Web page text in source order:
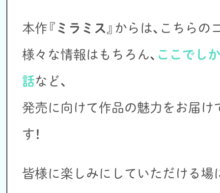
本作『 ミラミス 』からは、こちらの
様々な情報はもちろん、 ここでし
話など、
発売に向けて作品の魅力をお届け
す！
皆様に楽しみにしていただける場